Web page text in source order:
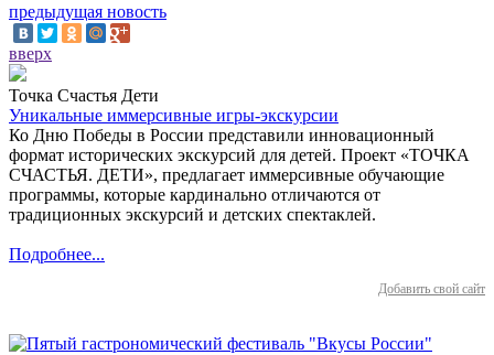
предыдущая новость
вверх
Точка Счастья Дети
Уникальные иммерсивные игры-экскурсии
Ко Дню Победы в России представили инновационный
формат исторических экскурсий для детей. Проект «ТОЧКА
СЧАСТЬЯ. ДЕТИ», предлагает иммерсивные обучающие
программы, которые кардинально отличаются от
традиционных экскурсий и детских спектаклей.
Подробнее...
Добавить свой сайт